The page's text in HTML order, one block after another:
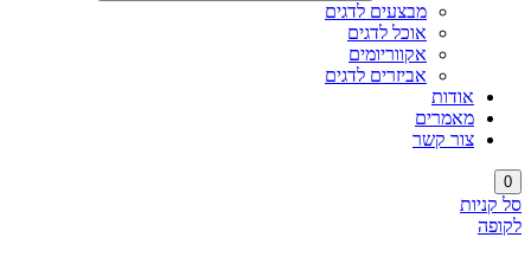
מבצעים לדגים
אוכל לדגים
אקווריומים
אביזרים לדגים
אודות
מאמרים
צור קשר
0
סל קניות
לקופה